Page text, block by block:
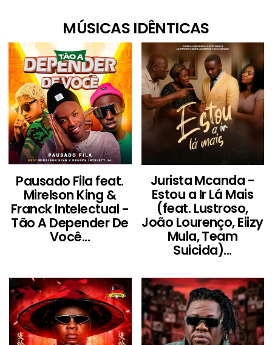
MÚSICAS IDÊNTICAS
Pausado Fila feat.
Mirelson King &
Franck Intelectual -
Tão A Depender De
Você...
Jurista Mcanda -
Estou a Ir Lá Mais
(feat. Lustroso,
João Lourenço, Eiizy
Mula, Team
Suicida)...